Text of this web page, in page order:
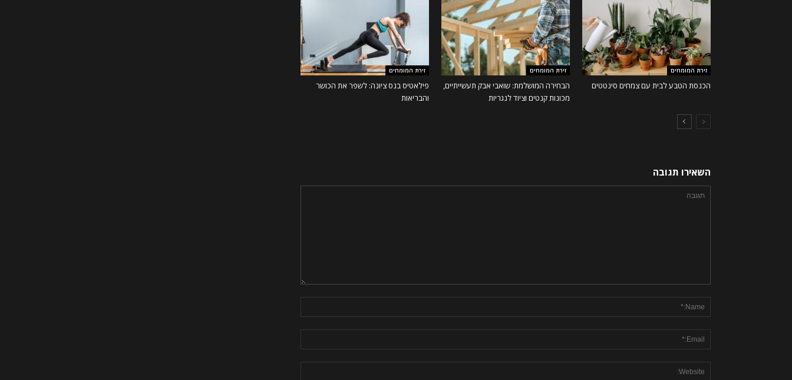
זירת המומחים
הכנסת הטבע לבית עם צמחים סינטטים
זירת המומחים
הבחירה המושלמת: שואבי אבק תעשייתיים,
מכונות קנטים וציוד לנגריות
זירת המומחים
פילאטיס בנס ציונה: לשפר את הכושר
והבריאות
השאירו תגובה